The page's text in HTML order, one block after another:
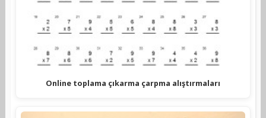
Online toplama çıkarma çarpma alıştırmaları